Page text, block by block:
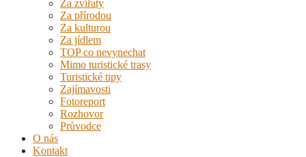
Za zvířaty
Za přírodou
Za kulturou
Za jídlem
TOP co nevynechat
Mimo turistické trasy
Turistické tipy
Zajímavosti
Fotoreport
Rozhovor
Průvodce
O nás
Kontakt